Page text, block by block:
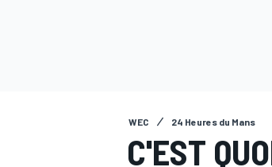
WEC 24 Heures du Mans
C'EST